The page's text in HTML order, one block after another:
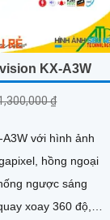
KX-A3W
₫
A3W với hình ảnh
hồng ngoại
ngược sáng
xoay 360 độ,